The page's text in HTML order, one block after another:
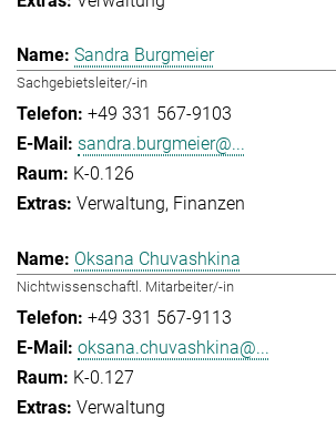
Sandra Burgmeier
Sachgebietsleiter/-in
+49 331 567-9103
sandra.burgmeier@...
K-0.126
Verwaltung Finanzen
Oksana Chuvashkina
Nichtwissenschaftl. Mitarbeiter/-in
+49 331 567-9113
oksana.chuvashkina@...
K-0.127
Verwaltung